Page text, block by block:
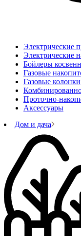
Электрические
Электрические
Бойлеры
Газовые
Газовые колонки
Проточно-
Аксессуары
Дом и дача